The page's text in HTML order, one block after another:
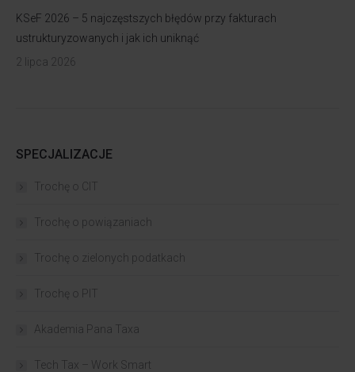
KSeF 2026 – 5 najczęstszych błędów przy fakturach
ustrukturyzowanych i jak ich uniknąć
2 lipca 2026
SPECJALIZACJE
Trochę o CIT
Trochę o powiązaniach​
Trochę o zielonych podatkach
Trochę o PIT
Akademia Pana Taxa
Tech Tax – Work Smart